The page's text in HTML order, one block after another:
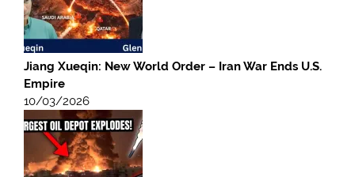
Jiang Xueqin: New World Order – Iran War Ends U.S.
Empire
10/03/2026